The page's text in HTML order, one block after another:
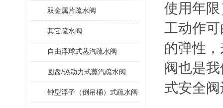
双金属片疏水阀
其它疏水阀
自由浮球式蒸汽疏水阀
圆盘/热动力式蒸汽疏水阀
钟型浮子（倒吊桶）式疏水阀
使用年
工动作
的弹性
阀也是
式安全